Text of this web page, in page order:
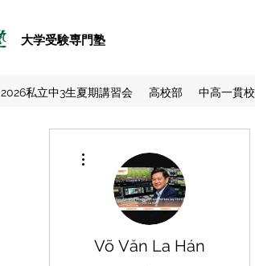
大学受験専門塾
2026私立中3生夏期講習会 高校部 中高一貫校
Võ Văn La Hán